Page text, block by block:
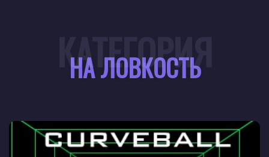
НА ЛОВКОСТЬ
КАТЕГОРИЯ